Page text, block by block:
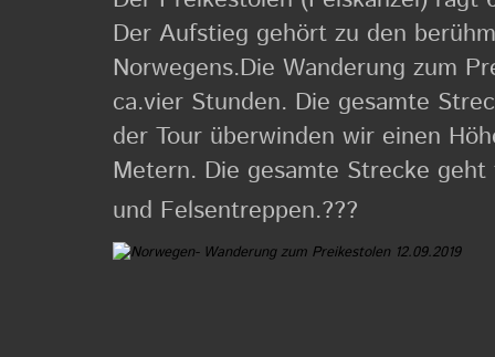
Der Aufstieg gehört zu den
Norwegens.Die Wanderung zum
ca.vier Stunden. Die gesamte
der Tour überwinden wir einen
Metern. Die gesamte Strecke
und Felsentreppen.???